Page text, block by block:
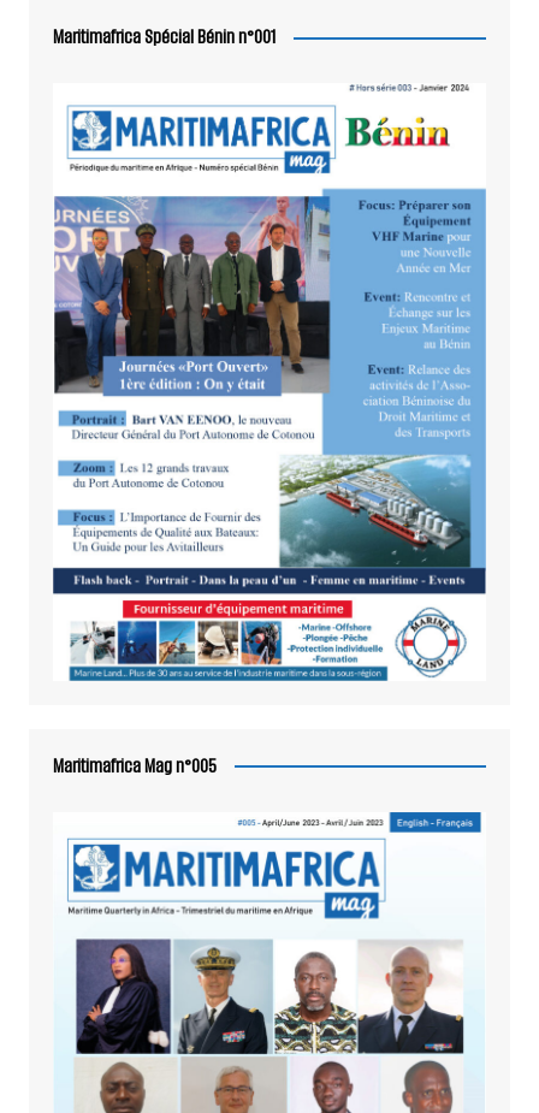
Maritimafrica Spécial Bénin n°001
Maritimafrica Mag n°005